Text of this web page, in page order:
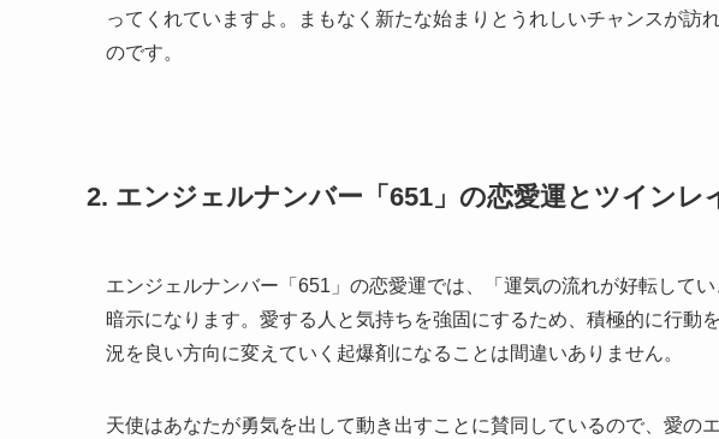
ってくれていますよ。まもなく新たな始まりとうれしいチャンスが訪
のです。
2. エンジェルナンバー「651」の恋愛運とツインレ
エンジェルナンバー「651」の恋愛運では、「運気の流れが好転して
暗示になります。愛する人と気持ちを強固にするため、積極的に行動
況を良い方向に変えていく起爆剤になることは間違いありません。
天使はあなたが勇気を出して動き出すことに賛同しているので、愛の